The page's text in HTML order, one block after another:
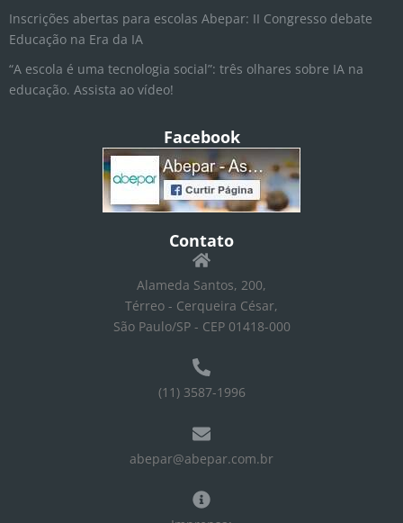
Inscrições abertas para escolas Abepar: II Congresso debate
Educação na Era da IA
“A escola é uma tecnologia social”: três olhares sobre IA na
educação. Assista ao vídeo!
Facebook
Contato
Alameda Santos, 200,
Térreo - Cerqueira César,
São Paulo/SP - CEP 01418-000
(11) 3587-1996
abepar@abepar.com.br